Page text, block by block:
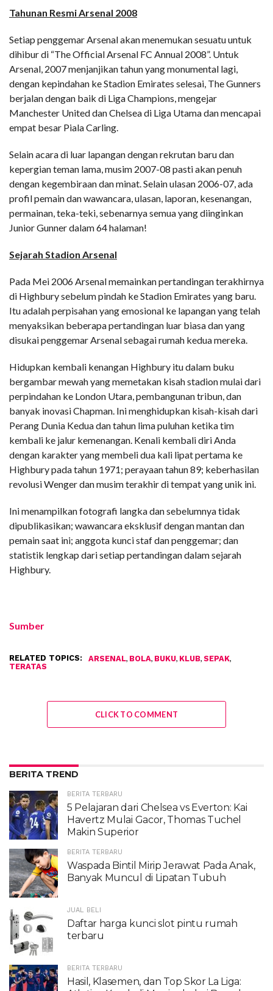
Tahunan Resmi Arsenal 2008
Setiap penggemar Arsenal akan menemukan sesuatu untuk
dihibur di “The Official Arsenal FC Annual 2008”. Untuk
Arsenal, 2007 menjanjikan tahun yang monumental lagi,
dengan kepindahan ke Stadion Emirates selesai, The Gunners
berjalan dengan baik di Liga Champions, mengejar
Manchester United dan Chelsea di Liga Utama dan mencapai
empat besar Piala Carling.
Selain acara di luar lapangan dengan rekrutan baru dan
kepergian teman lama, musim 2007-08 pasti akan penuh
dengan kegembiraan dan minat. Selain ulasan 2006-07, ada
profil pemain dan wawancara, ulasan, laporan, kesenangan,
permainan, teka-teki, sebenarnya semua yang diinginkan
Junior Gunner dalam 64 halaman!
Sejarah Stadion Arsenal
Pada Mei 2006 Arsenal memainkan pertandingan terakhirnya
di Highbury sebelum pindah ke Stadion Emirates yang baru.
Itu adalah perpisahan yang emosional ke lapangan yang telah
menyaksikan beberapa pertandingan luar biasa dan yang
disukai penggemar Arsenal sebagai rumah kedua mereka.
Hidupkan kembali kenangan Highbury itu dalam buku
bergambar mewah yang memetakan kisah stadion mulai dari
perpindahan ke London Utara, pembangunan tribun, dan
banyak inovasi Chapman. Ini menghidupkan kisah-kisah dari
Perang Dunia Kedua dan tahun lima puluhan ketika tim
kembali ke jalur kemenangan. Kenali kembali diri Anda
dengan karakter yang membeli dua kali lipat pertama ke
Highbury pada tahun 1971; perayaan tahun 89; keberhasilan
revolusi Wenger dan musim terakhir di tempat yang unik ini.
Ini menampilkan fotografi langka dan sebelumnya tidak
dipublikasikan; wawancara eksklusif dengan mantan dan
pemain saat ini; anggota kunci staf dan penggemar; dan
statistik lengkap dari setiap pertandingan dalam sejarah
Highbury.
Sumber
RELATED TOPICS: ARSENAL, BOLA, BUKU, KLUB, SEPAK,
TERATAS
CLICK TO COMMENT
BERITA TREND
BERITA TERBARU
5 Pelajaran dari Chelsea vs Everton: Kai
Havertz Mulai Gacor, Thomas Tuchel
Makin Superior
BERITA TERBARU
Waspada Bintil Mirip Jerawat Pada Anak,
Banyak Muncul di Lipatan Tubuh
JUAL BELI
Daftar harga kunci slot pintu rumah
terbaru
BERITA TERBARU
Hasil, Klasemen, dan Top Skor La Liga: